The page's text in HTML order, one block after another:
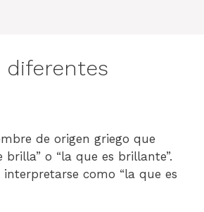
diferentes
de origen griego que
brilla” o “la que es brillante”.
interpretarse como “la que es